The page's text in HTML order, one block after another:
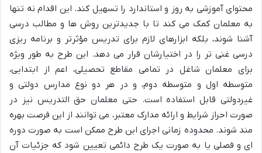
محتوای آموزشی به روز و استاندارد را تسهیل کند. این اقدام نه تنها
به معلمان کمک می کند تا با جدیدترین روش ها و مطالب درسی
آشنا شوند، بلکه ابزارهای لازم برای تدریس مؤثرتر و برنامه ریزی
درسی غنی تر را در اختیارشان قرار می دهد. این طرح به طور ویژه
برای معلمان شاغل در تمامی مقاطع تحصیلی، اعم از ابتدایی،
متوسطه اول و متوسطه دوم، و در هر دو نوع مدارس دولتی و
غیردولتی قابل استفاده است. حتی معلمان حق التدریس نیز در
صورت احراز شرایط و ارائه مدارک معتبر، می توانند از این فرصت بهره
مند شوند. محدوده زمانی اجرای این طرح ممکن است به صورت دوره
ای و فصلی یا به صورت یک طرح دائمی تعیین شود که جزئیات آن